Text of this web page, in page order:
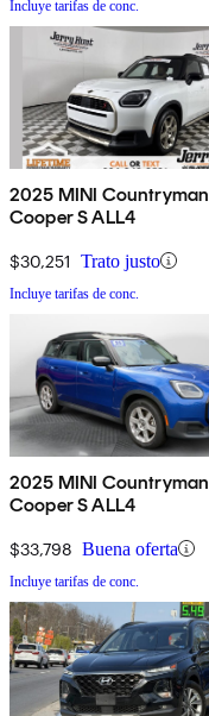
Incluye tarifas de conc.
2025 MINI Countryman
Cooper S ALL4
$30,251 Trato justo
Incluye tarifas de conc.
2025 MINI Countryman
Cooper S ALL4
$33,798 Buena oferta
Incluye tarifas de conc.